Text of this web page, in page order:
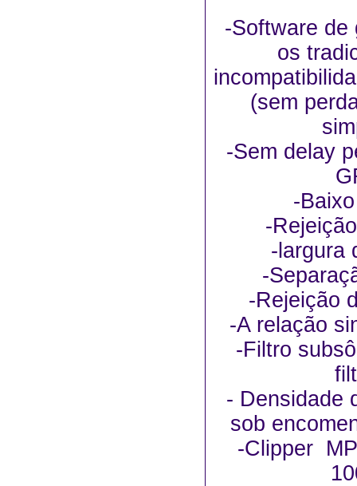
-Software de
os
(sem
-Sem delay
-
-
-largura
-
-Rejeição
-A relação
-Filtro
- Densidade
sob
-Clipper